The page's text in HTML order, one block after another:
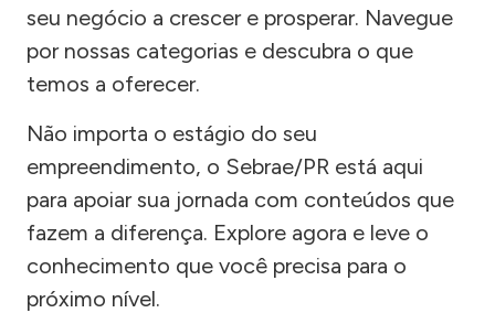
seu negócio a crescer e prosperar. Navegue
por nossas categorias e descubra o que
temos a oferecer.
Não importa o estágio do seu
empreendimento, o Sebrae/PR está aqui
para apoiar sua jornada com conteúdos que
fazem a diferença. Explore agora e leve o
conhecimento que você precisa para o
próximo nível.